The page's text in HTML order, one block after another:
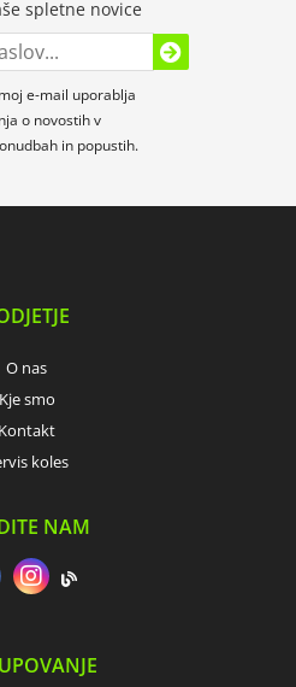
spletne novice
e-mail uporablja
o novostih v
in popustih.
O nas
Kje smo
Kontakt
koles
NAM